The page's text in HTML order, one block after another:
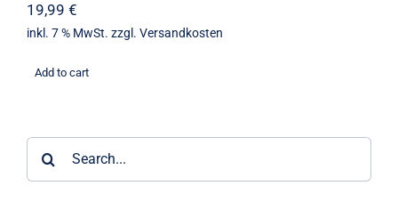
19,99 €
inkl. 7 % MwSt. zzgl. Versandkosten
Add to cart
nach: